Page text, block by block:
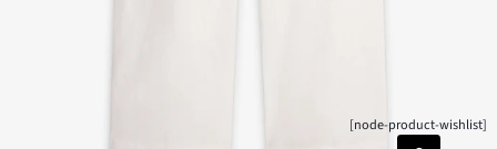
[node-product-wishlist]